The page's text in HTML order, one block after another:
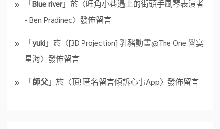
「Blue river」於〈旺角小巷遇上的街頭手風琴表演者
- Ben Pradinec〉發佈留言
「yuki」於〈[3D Projection] 乳豬動畫@The One 譽宴
星海〉發佈留言
「師父」於〈頂! 匿名留言傾訴心事App〉發佈留言